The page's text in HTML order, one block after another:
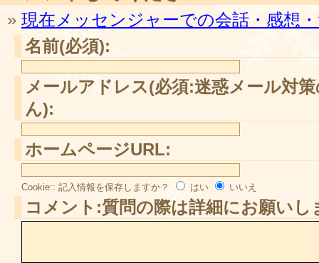
» 現在メッセンジャーでの会話・感想
名前(必須):
メールアドレス(必須:迷惑メール対
ん):
ホームページURL:
Cookie:: 記入情報を保存しますか？ はい いいえ
コメント:質問の際は詳細にお願いし